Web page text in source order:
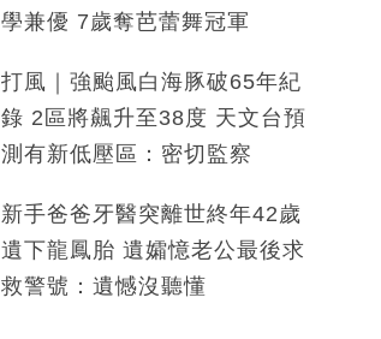
學兼優 7歲奪芭蕾舞冠軍
打風｜強颱風白海豚破65年紀
錄 2區將飆升至38度 天文台預
測有新低壓區：密切監察
新手爸爸牙醫突離世終年42歲
遺下龍鳳胎 遺孀憶老公最後求
救警號：遺憾沒聽懂